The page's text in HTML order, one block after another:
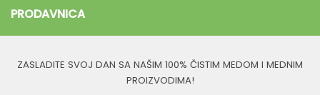
PRODAVNICA
ZASLADITE SVOJ DAN SA NAŠIM 100% ČISTIM MEDOM I MEDNIM
PROIZVODIMA!